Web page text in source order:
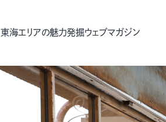
東海エリアの魅力発掘ウェブマガジン